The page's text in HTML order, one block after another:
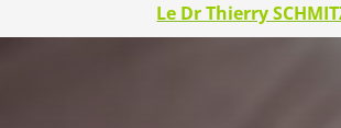
Le Dr Thierry